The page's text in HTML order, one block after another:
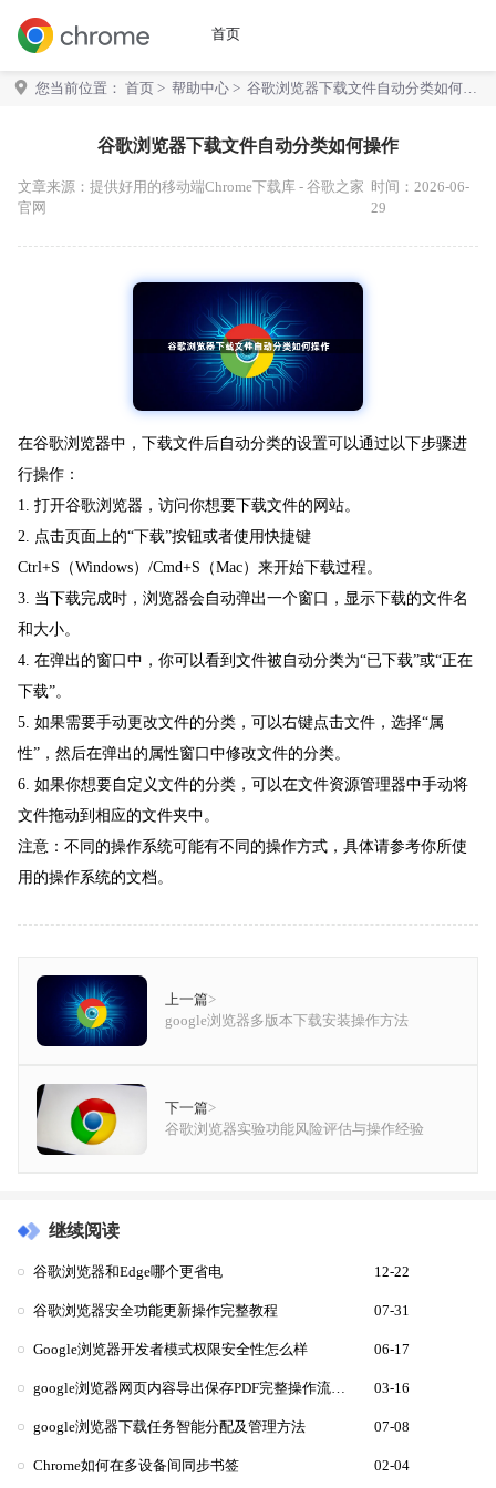
首页
您当前位置： 首页 > 帮助中心 > 谷歌浏览器下载文件自动分类如何操
谷歌浏览器下载文件自动分类如何操作
文章来源： 提供好用的移动端Chrome下载库 - 谷歌之家
官网
时间：2026-06-
29
在谷歌浏览器中，下载文件后自动分类的设置可以通过以下步骤进
行操作：
1. 打开谷歌浏览器，访问你想要下载文件的网站。
2. 点击页面上的“下载”按钮或者使用快捷键
Ctrl+S（Windows）/Cmd+S（Mac）来开始下载过程。
3. 当下载完成时，浏览器会自动弹出一个窗口，显示下载的文件名
和大小。
4. 在弹出的窗口中，你可以看到文件被自动分类为“已下载”或“正在
下载”。
5. 如果需要手动更改文件的分类，可以右键点击文件，选择“属
性”，然后在弹出的属性窗口中修改文件的分类。
6. 如果你想要自定义文件的分类，可以在文件资源管理器中手动将
文件拖动到相应的文件夹中。
注意：不同的操作系统可能有不同的操作方式，具体请参考你所使
用的操作系统的文档。
上一篇>
google浏览器多版本下载安装操作方法
下一篇>
谷歌浏览器实验功能风险评估与操作经验
继续阅读
谷歌浏览器和Edge哪个更省电 12-22
谷歌浏览器安全功能更新操作完整教程 07-31
Google浏览器开发者模式权限安全性怎么样 06-17
03-16
google浏览器下载任务智能分配及管理方法 07-08
Chrome如何在多设备间同步书签 02-04